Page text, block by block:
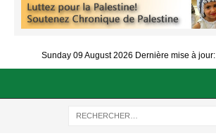
Sunday 09 August 2026 Dernière mise à jour: